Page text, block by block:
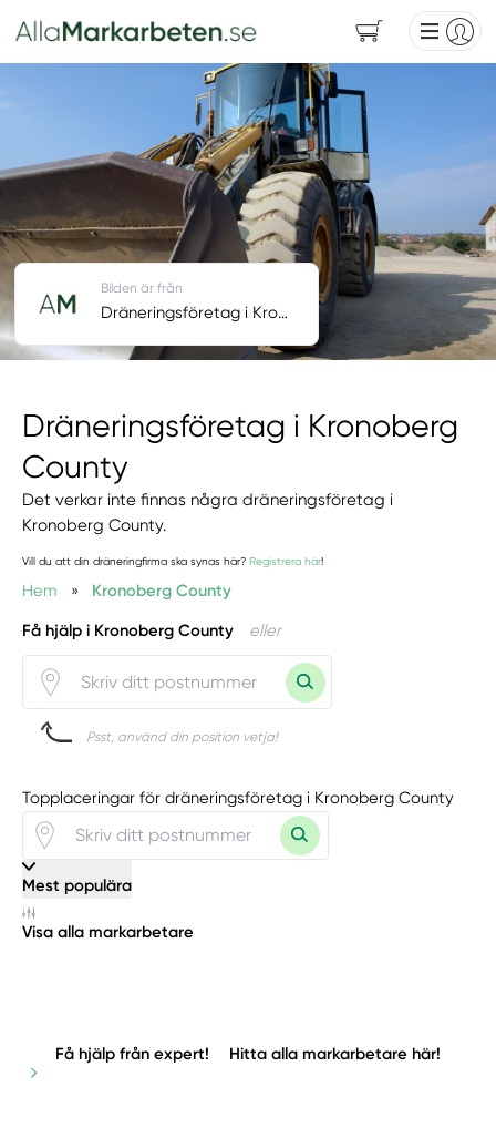
Dräneringsföretag i Kronoberg
County
Det verkar inte finnas några dräneringsföretag i
Kronoberg County.
Vill du att din dräneringfirma ska synas här? Registrera här!
Hem » Kronoberg County
Få hjälp i Kronoberg County eller
Psst, använd din position vetja!
Bilden är från
Dräneringsföretag i Kronoberg County
Topplaceringar för dräneringsföretag i Kronoberg County
Mest populära
Visa alla markarbetare
Få hjälp från expert! Hitta alla markarbetare här!